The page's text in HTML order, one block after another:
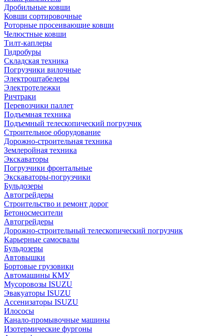
Дробильные ковши
Ковши сортировочные
Роторные просеивающие ковши
Челюстные ковши
Тилт-каплеры
Гидробуры
Складская техника
Погрузчики вилочные
Электроштабелеры
Электротележки
Ричтраки
Перевозчики паллет
Подъемная техника
Подъемный телескопический погрузчик
Строительное оборудование
Дорожно-строительная техника
Землеройная техника
Экскаваторы
Погрузчики фронтальные
Экскаваторы-погрузчики
Бульдозеры
Автогрейдеры
Строительство и ремонт дорог
Бетоносмесители
Автогрейдеры
Дорожно-строительный телескопический погрузчик
Карьерные самосвалы
Бульдозеры
Автовышки
Бортовые грузовики
Автомашины КМУ
Мусоровозы ISUZU
Эвакуаторы ISUZU
Ассенизаторы ISUZU
Илососы
Канало-промывочные машины
Изотермические фургоны